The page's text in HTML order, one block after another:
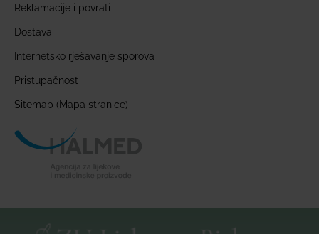
Reklamacije i povrati
Dostava
Internetsko rješavanje sporova
Pristupačnost
Sitemap (Mapa stranice)